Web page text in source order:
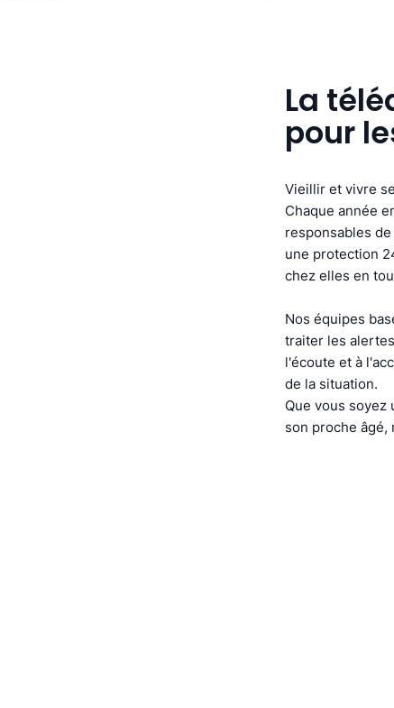
La
pour
Vieillir et vivre
Chaque année
responsables
une protection
chez elles en
Nos équipes
traiter les
l'écoute et à
de la situation.
Que vous
son proche